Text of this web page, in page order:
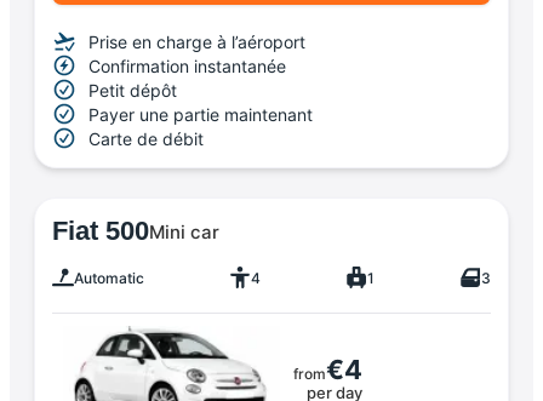
Prise en charge à l’aéroport
Confirmation instantanée
Petit dépôt
Payer une partie maintenant
Carte de débit
Fiat 500Mini car
Automatic 4 1 3
from€4
per day